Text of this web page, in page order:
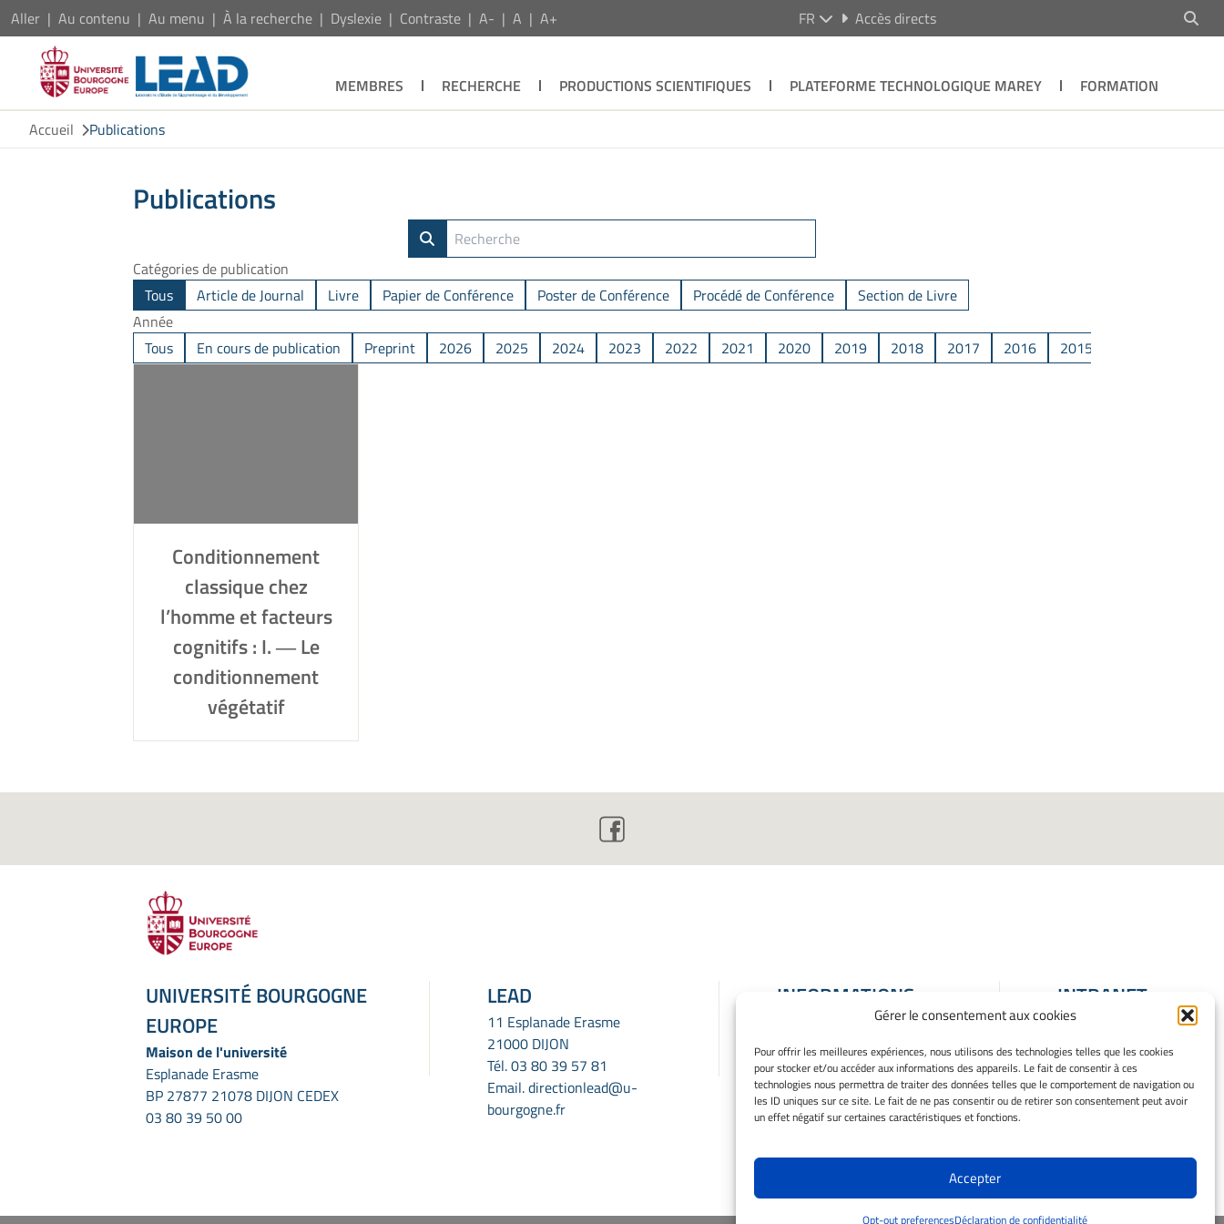
Gérer le consentement aux cookies
Pour offrir les meilleures expériences, nous utilisons des technologies telles que les cookies
pour stocker et/ou accéder aux informations des appareils. Le fait de consentir à ces
technologies nous permettra de traiter des données telles que le comportement de navigation ou
les ID uniques sur ce site. Le fait de ne pas consentir ou de retirer son consentement peut avoir
un effet négatif sur certaines caractéristiques et fonctions.
Accepter
Opt-out preferencesDéclaration de confidentialité
Aller Au contenu Au menu À la recherche Dyslexie Contraste A- A A+ FR Accès directs
MEMBRES RECHERCHE PRODUCTIONS SCIENTIFIQUES PLATEFORME TECHNOLOGIQUE MAREY
FORMATION
Accueil
Publications
Publications
Catégories de publication
Tous
Article de Journal Livre Papier de Conférence Poster de Conférence Procédé de Conférence
Section de Livre
Année
Tous
En cours de publication Preprint 2026 2025 2024 2023 2022 2021 2020 2019 2018 2017 2016 2015
Conditionnement
classique chez
l’homme et facteurs
cognitifs : I. ― Le
conditionnement
végétatif
UNIVERSITÉ BOURGOGNE
EUROPE
Maison de l'université
Esplanade Erasme
BP 27877 21078 DIJON CEDEX
03 80 39 50 00
LEAD
11 Esplanade Erasme
21000 DIJON
Tél.03 80 39 57 81
Email.directionlead@u-
bourgogne.fr
INFORMATIONS
Mentions Légales
Gérer mes cookies
Politique de cookies
Déclaration de
Avertissement
INTRANET